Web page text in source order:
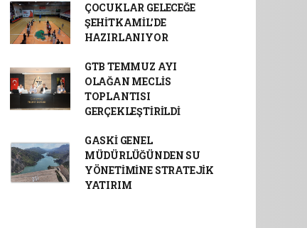
ÇOCUKLAR GELECEĞE
ŞEHİTKAMİL’DE
HAZIRLANIYOR
GTB TEMMUZ AYI
OLAĞAN MECLİS
TOPLANTISI
GERÇEKLEŞTİRİLDİ
GASKİ GENEL
MÜDÜRLÜĞÜNDEN SU
YÖNETİMİNE STRATEJİK
YATIRIM